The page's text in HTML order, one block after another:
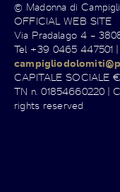
© Madonna di
OFFICIAL WEB SITE
Via Pradalago 4 –
Tel +39 0465 447501
CAPITALE SOCIALE
TN n. 01854660220 |
rights reserved